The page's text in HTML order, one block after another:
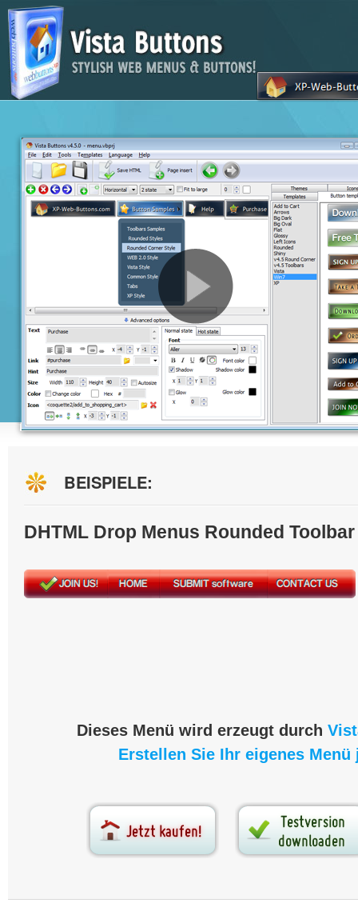
BEISPIELE:
DHTML Drop Menus Rounded
Dieses Menü wird erzeugt durch
Erstellen Sie Ihr eigenes Menü